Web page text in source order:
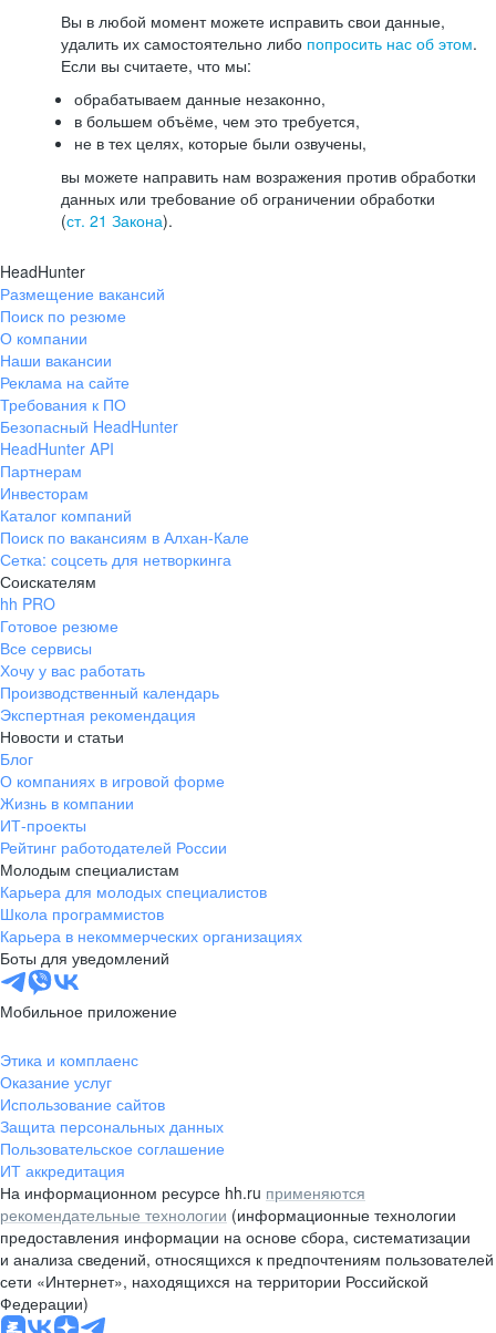
Вы в любой момент можете исправить свои данные,
удалить их самостоятельно либо попросить нас об этом.
Если вы считаете, что мы:
обрабатываем данные незаконно,
в большем объёме, чем это требуется,
не в тех целях, которые были озвучены,
вы можете направить нам возражения против обработки
данных или требование об ограничении обработки
(ст. 21 Закона).
HeadHunter
Размещение вакансий
Поиск по резюме
О компании
Наши вакансии
Реклама на сайте
Требования к ПО
Безопасный HeadHunter
HeadHunter API
Партнерам
Инвесторам
Каталог компаний
Поиск по вакансиям в Алхан-Кале
Сетка: соцсеть для нетворкинга
Соискателям
hh PRO
Готовое резюме
Все сервисы
Хочу у вас работать
Производственный календарь
Экспертная рекомендация
Новости и статьи
Блог
О компаниях в игровой форме
Жизнь в компании
ИТ-проекты
Рейтинг работодателей России
Молодым специалистам
Карьера для молодых специалистов
Школа программистов
Карьера в некоммерческих организациях
Боты для уведомлений
Мобильное приложение
Этика и комплаенс
Оказание услуг
Использование сайтов
Защита персональных данных
Пользовательское соглашение
ИТ аккредитация
На информационном ресурсе hh.ru применяются
рекомендательные технологии (информационные технологии
предоставления информации на основе сбора, систематизации
и анализа сведений, относящихся к предпочтениям пользователей
сети «Интернет», находящихся на территории Российской
Федерации)